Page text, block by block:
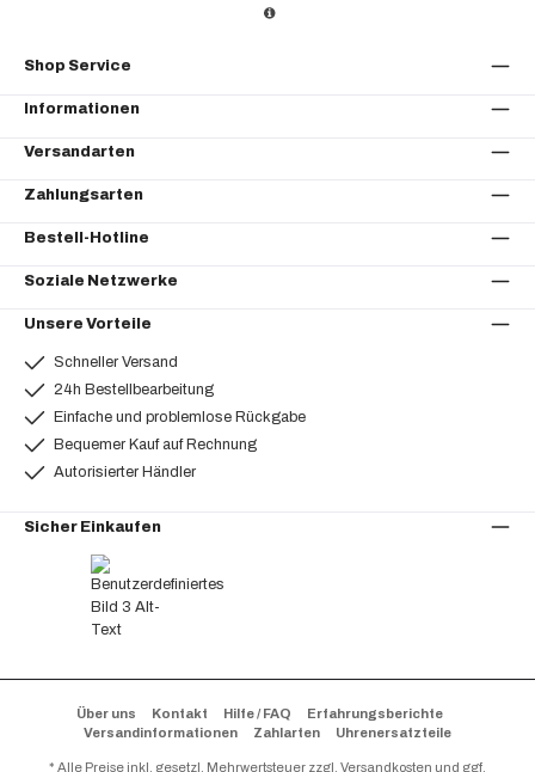
Shop Service
Informationen
Versandarten
Zahlungsarten
Bestell-Hotline
Soziale Netzwerke
Unsere Vorteile
Schneller Versand
24h Bestellbearbeitung
Einfache und problemlose Rückgabe
Bequemer Kauf auf Rechnung
Autorisierter Händler
Sicher Einkaufen
Über uns Kontakt Hilfe / FAQ
Erfahrungsberichte
Versandinformationen
Zahlarten Uhrenersatzteile
* Alle Preise inkl. gesetzl. Mehrwertsteuer zzgl. Versandkosten und ggf.